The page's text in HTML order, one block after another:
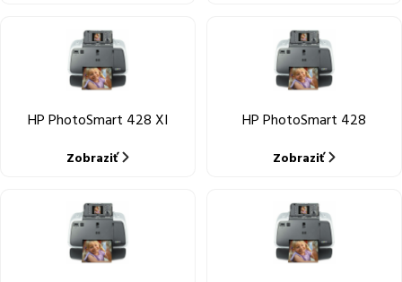
HP PhotoSmart 428 XI
Zobraziť
HP PhotoSmart 428
Zobraziť